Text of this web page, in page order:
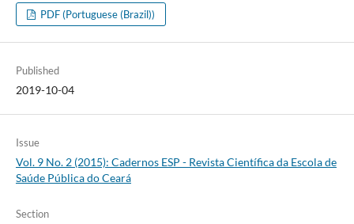
PDF (Portuguese (Brazil))
Published
2019-10-04
Issue
Vol. 9 No. 2 (2015): Cadernos ESP - Revista Cientí­fica da Escola de
Saúde Pública do Ceará
Section